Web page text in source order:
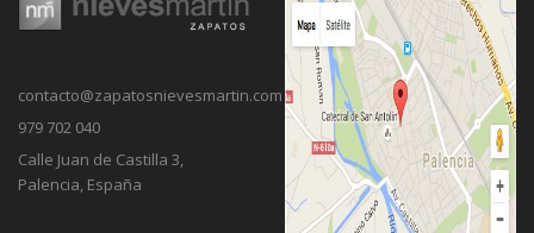
contacto@zapatosnievesmartin.com
979 702 040
Calle Juan de Castilla 3,
Palencia, España